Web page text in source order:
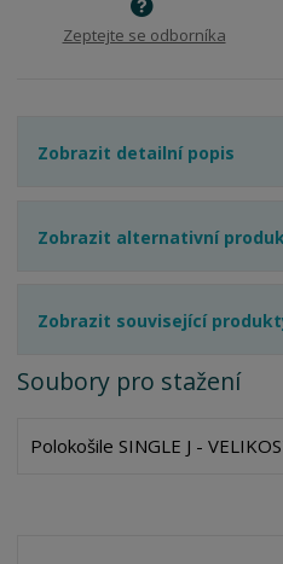
Zeptejte se odborníka
Zobrazit detailní popis
Zobrazit alternativní
Zobrazit související
Soubory pro stažení
Polokošile SINGLE J -